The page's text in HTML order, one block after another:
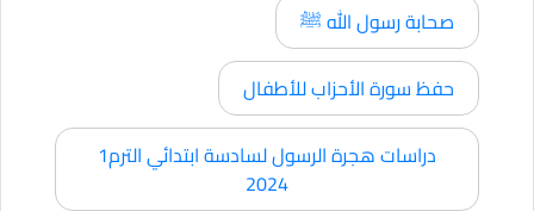
صحابة رسول الله ﷺ
حفظ سورة الأحزاب للأطفال
دراسات هجرة الرسول لسادسة ابتدائي الترم1
2024